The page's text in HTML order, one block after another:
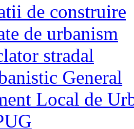
de construire
de urbanism
stradal
General
Local de